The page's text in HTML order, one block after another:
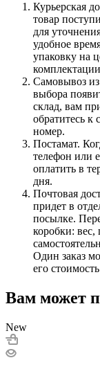
Курьерская
товар
для
удобное
упаковку на
Самовывоз
выбора
склад, вам
обратитесь к
номер.
Постамат.
телефон или
оплатить в
дня.
Почтовая
придет в
посылке.
коробки: вес,
Один заказ
его
Вам может
New